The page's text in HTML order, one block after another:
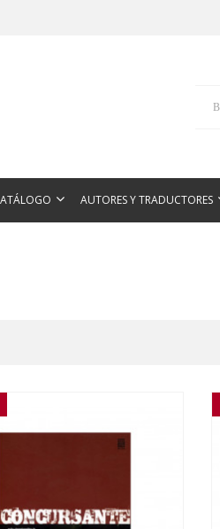
AUTORES Y TRADUCTORES